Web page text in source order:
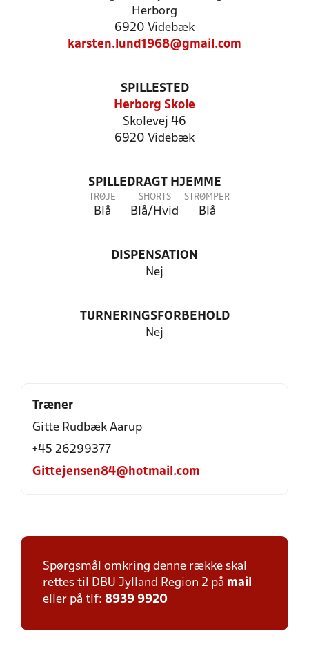
Herborg
6920 Videbæk
karsten.lund1968@gmail.com
SPILLESTED
Herborg Skole
Skolevej 46
6920 Videbæk
SPILLEDRAGT HJEMME
TRØJE
Blå
SHORTS
Blå/Hvid
STRØMPER
Blå
DISPENSATION
Nej
TURNERINGSFORBEHOLD
Nej
Træner
Gitte Rudbæk Aarup
+45 26299377
Gittejensen84@hotmail.com
Spørgsmål omkring denne række skal
rettes til DBU Jylland Region 2 på mail
eller på tlf: 8939 9920